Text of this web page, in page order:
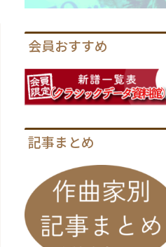
会員おすすめ
記事まとめ